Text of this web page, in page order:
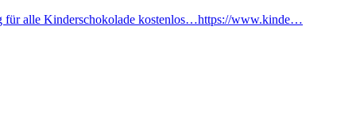
für alle Kinderschokolade kostenlos…https://www.kinde…